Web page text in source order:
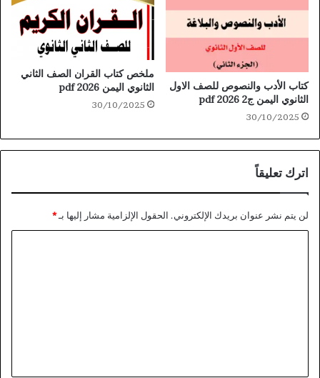
كتاب الأدب والنصوص للصف الاول
الثانوي اليمن ج2 2026 pdf
30/10/2025
ملخص كتاب القران الصف الثاني
الثانوي اليمن 2026 pdf
30/10/2025
اترك تعليقاً
لن يتم نشر عنوان بريدك الإلكتروني. الحقول الإلزامية مشار إليها بـ*